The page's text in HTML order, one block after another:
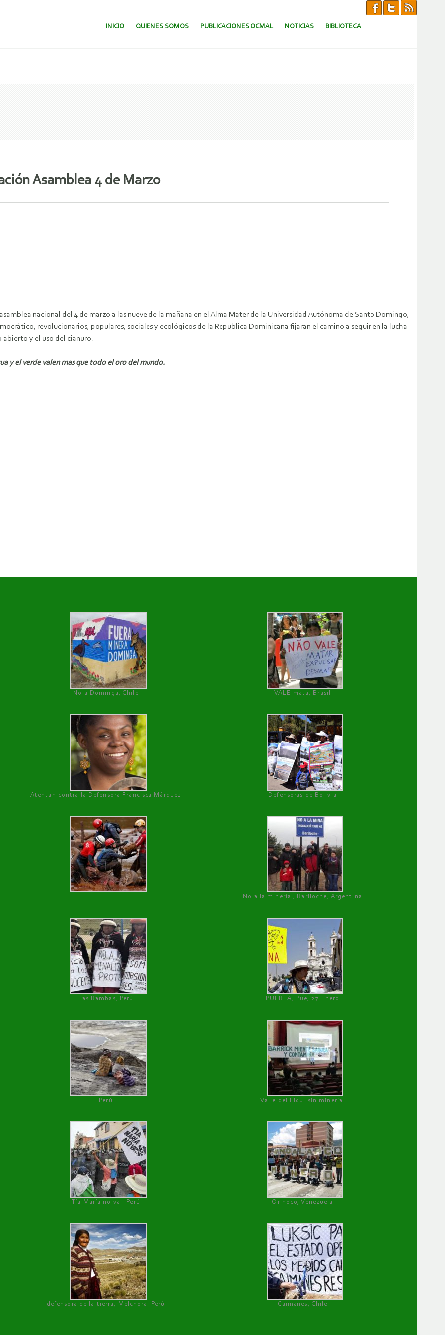
SALTAR AL CONTENIDO.
INICIO QUIENES SOMOS PUBLICACIONES OCMAL NOTICIAS BIBLIOTECA
Asamblea 4 de Marzo
nacional del 4 de marzo a las nueve de la mañana en el Alma Mater de la Universidad Autónoma de Santo Domingo,
revolucionarios, populares, sociales y ecológicos de la Republica Dominicana fijaran el camino a seguir en la lucha
abierto y el uso del cianuro.
y el verde valen mas que todo el oro del mundo.
No a Dominga, Chile
VALE mata, Brasil
Atentan contra la Defensora Francisca Márquez Defensoras de Bolivia
No a la minería , Bariloche, Argentina
Las Bambas, Perú PUEBLA, Pue, 27 Enero
Perú Valle del Elqui sin minería.
Tía María no va ! Perú Orinoco, Venezuela
defensora de la tierra, Melchora, Perú Caimanes, Chile